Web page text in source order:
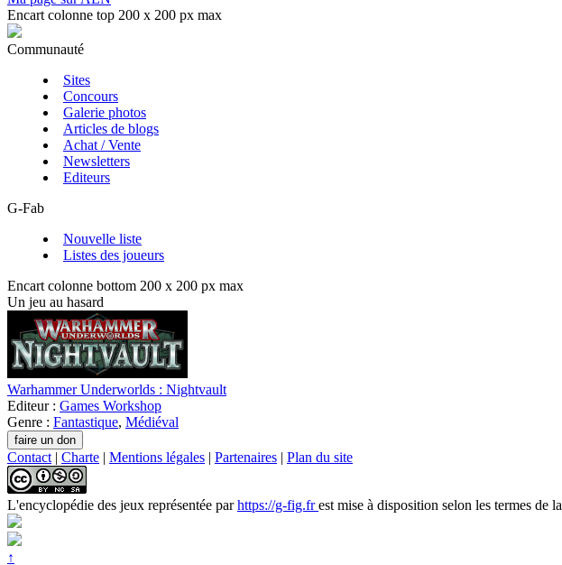
Encart colonne top 200 x 200 px max
Communauté
Sites
Concours
Galerie photos
Articles de blogs
Achat / Vente
Newsletters
Editeurs
G-Fab
Nouvelle liste
Listes des joueurs
Encart colonne bottom 200 x 200 px max
Un jeu au hasard
Warhammer Underworlds : Nightvault
Editeur : Games Workshop
Genre : Fantastique, Médiéval
Contact | Charte | Mentions légales | Partenaires | Plan du site
L'encyclopédie des jeux représentée parhttps://g-fig.frest mise à disposition selon les termes de la
↑